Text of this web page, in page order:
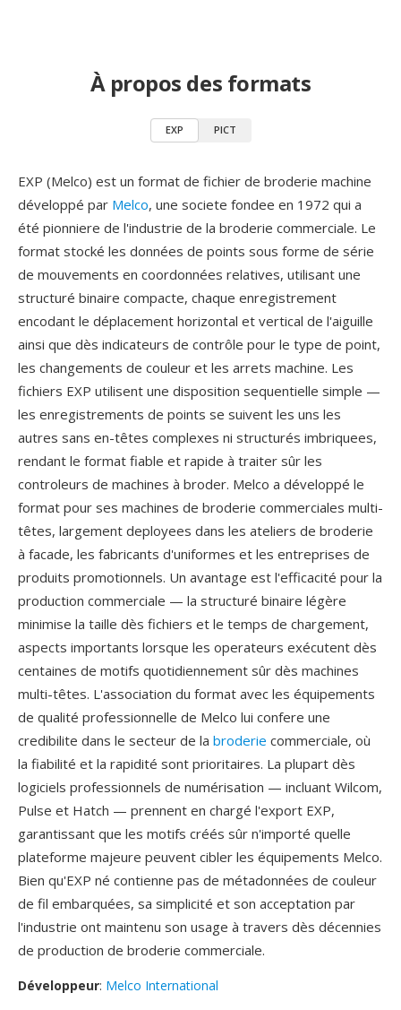
À propos des formats
EXP PICT
EXP (Melco) est un format de fichier de broderie machine
développé par Melco, une societe fondee en 1972 qui a
été pionniere de l'industrie de la broderie commerciale. Le
format stocké les données de points sous forme de série
de mouvements en coordonnées relatives, utilisant une
structuré binaire compacte, chaque enregistrement
encodant le déplacement horizontal et vertical de l'aiguille
ainsi que dès indicateurs de contrôle pour le type de point,
les changements de couleur et les arrets machine. Les
fichiers EXP utilisent une disposition sequentielle simple —
les enregistrements de points se suivent les uns les
autres sans en-têtes complexes ni structurés imbriquees,
rendant le format fiable et rapide à traiter sûr les
controleurs de machines à broder. Melco a développé le
format pour ses machines de broderie commerciales multi-
têtes, largement deployees dans les ateliers de broderie
à facade, les fabricants d'uniformes et les entreprises de
produits promotionnels. Un avantage est l'efficacité pour la
production commerciale — la structuré binaire légère
minimise la taille dès fichiers et le temps de chargement,
aspects importants lorsque les operateurs exécutent dès
centaines de motifs quotidiennement sûr dès machines
multi-têtes. L'association du format avec les équipements
de qualité professionnelle de Melco lui confere une
credibilite dans le secteur de la broderie commerciale, où
la fiabilité et la rapidité sont prioritaires. La plupart dès
logiciels professionnels de numérisation — incluant Wilcom,
Pulse et Hatch — prennent en chargé l'export EXP,
garantissant que les motifs créés sûr n'importé quelle
plateforme majeure peuvent cibler les équipements Melco.
Bien qu'EXP né contienne pas de métadonnées de couleur
de fil embarquées, sa simplicité et son acceptation par
l'industrie ont maintenu son usage à travers dès décennies
de production de broderie commerciale.
Développeur: Melco International